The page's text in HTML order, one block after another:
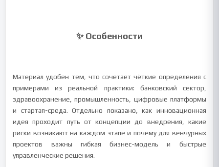
✨ Особенности
Материал удобен тем, что сочетает чёткие определения с
примерами из реальной практики: банковский сектор,
здравоохранение, промышленность, цифровые платформы
и стартап-среда. Отдельно показано, как инновационная
идея проходит путь от концепции до внедрения, какие
риски возникают на каждом этапе и почему для венчурных
проектов важны гибкая бизнес-модель и быстрые
управленческие решения.